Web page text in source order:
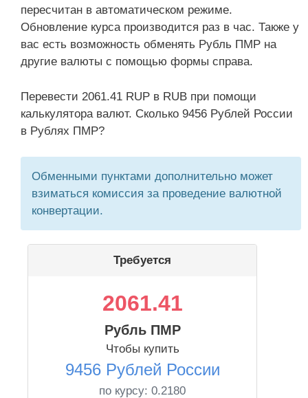
пересчитан в автоматическом режиме.
Обновление курса производится раз в час. Также у
вас есть возможность обменять Рубль ПМР на
другие валюты с помощью формы справа.
Перевести 2061.41 RUP в RUB при помощи
калькулятора валют. Сколько 9456 Рублей России
в Рублях ПМР?
Обменными пунктами дополнительно может
взиматься комиссия за проведение валютной
конвертации.
Требуется
2061.41
Рубль ПМР
Чтобы купить
9456 Рублей России
по курсу: 0.2180